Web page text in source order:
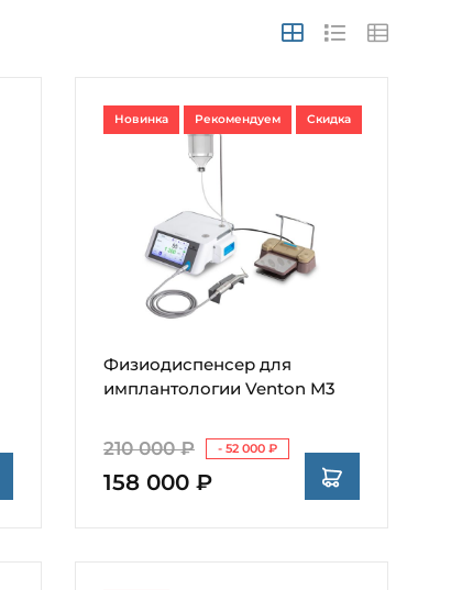
Физиодиспенсер для
имплантологии Venton M3
210 000 ₽ - 52 000 ₽
158 000 ₽
Новинка Рекомендуем Скидка